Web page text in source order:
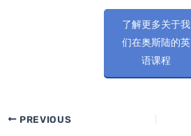
了解更多关于我
们在奥斯陆的英
语课程
PREVIOUS